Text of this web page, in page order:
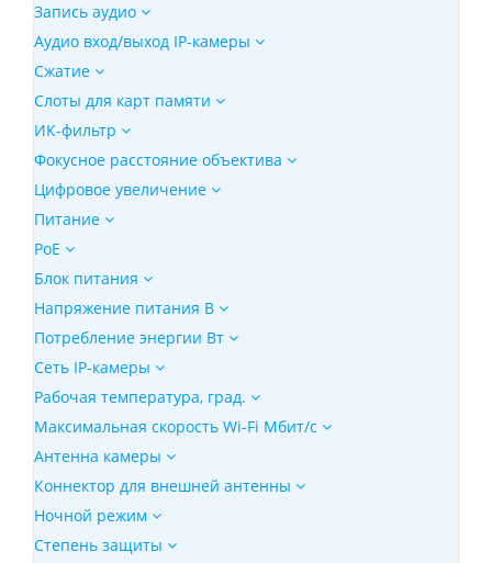
Запись аудио
Аудио вход/выход IP-камеры
Сжатие
Слоты для карт памяти
ИК-фильтр
Фокусное расстояние объектива
Цифровое увеличение
Питание
PoE
Блок питания
Напряжение питания В
Потребление энергии Вт
Сеть IP-камеры
Рабочая температура, град.
Максимальная скорость Wi-Fi Мбит/с
Антенна камеры
Коннектор для внешней антенны
Ночной режим
Степень защиты